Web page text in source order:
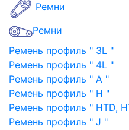
Ремни
Ремни
Ремень профиль " 3L "
Ремень профиль " 4L "
Ремень профиль " A "
Ремень профиль " H "
Ремень профиль " HTD,
Ремень профиль " J "